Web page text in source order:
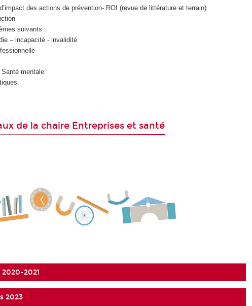
des actions de prévention- ROI (revue de littérature et terrain)
suivants :
– incapacité - invalidité
mentale
de la chaire Entreprises et santé
2021
2023